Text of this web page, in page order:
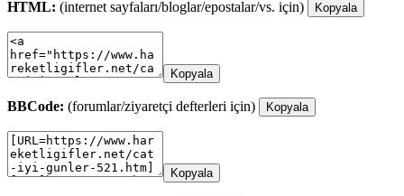
HTML: (internet sayfaları/bloglar/epostalar/vs. için) Kopyala
Kopyala
BBCode: (forumlar/ziyaretçi defterleri için) Kopyala
Kopyala